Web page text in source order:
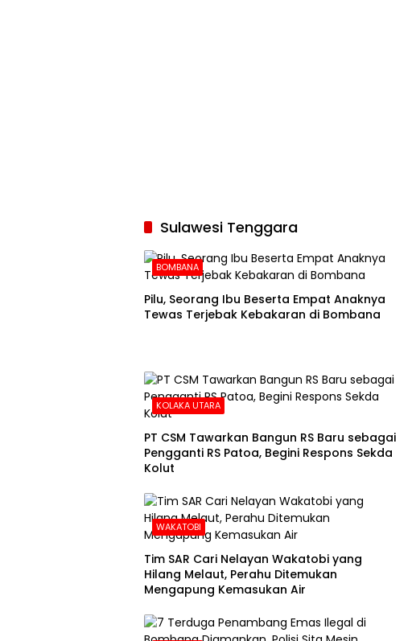
Sulawesi Tenggara
BOMBANA
Pilu, Seorang Ibu Beserta Empat Anaknya
Tewas Terjebak Kebakaran di Bombana
KOLAKA UTARA
PT CSM Tawarkan Bangun RS Baru sebagai
Pengganti RS Patoa, Begini Respons Sekda
Kolut
WAKATOBI
Tim SAR Cari Nelayan Wakatobi yang
Hilang Melaut, Perahu Ditemukan
Mengapung Kemasukan Air